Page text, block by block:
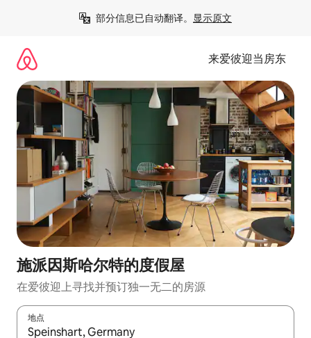
部分信息已自动翻译。 显示原文
来爱彼迎当房东
施派因斯哈尔特的度假屋
在爱彼迎上寻找并预订独一无二的房源
地点
如有搜索结果，请使用上下方向键查看，或通过点击或滑动手势